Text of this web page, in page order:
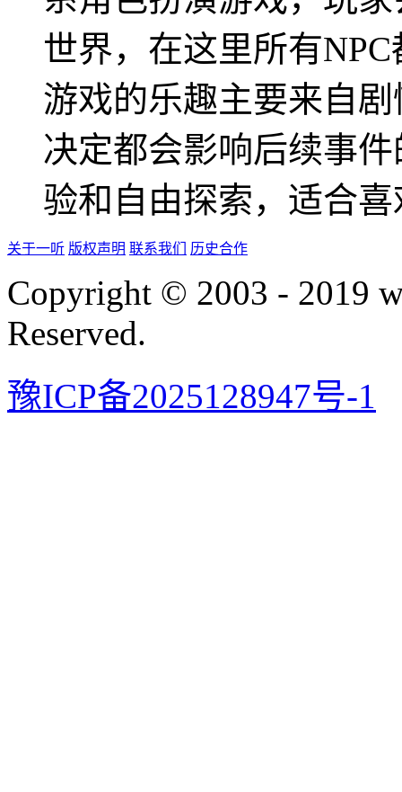
世界，在这里所有
游戏的乐趣主要来自
决定都会影响后续事
验和自由探索，适合
关于一听 版权声明 联系我们 历史合作
Copyright © 2003 - 2019
Reserved.
豫ICP备2025128947号-1